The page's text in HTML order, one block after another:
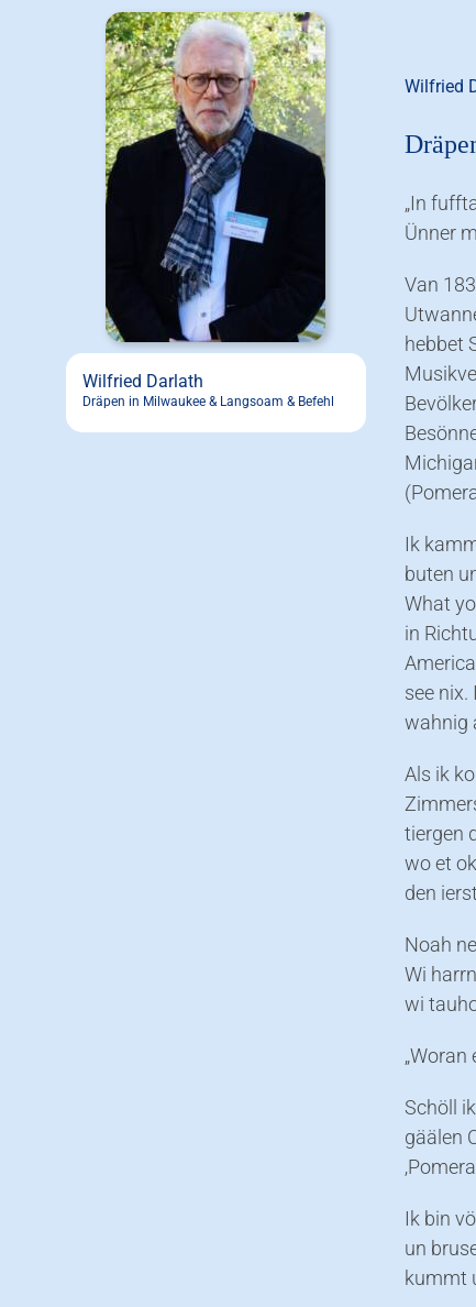
Wilfried Darlath
Dräpen in Milwaukee & Langsoam & Befehl
Wilfried
„In
Ünner
Van
hebbet
Ik
buten
What
in
see nix.
wahnig
Als ik
tiergen
wo et
den
Noah
Wi
wi
„Woran
Schöll
gäälen
Ik bin
un
kummt